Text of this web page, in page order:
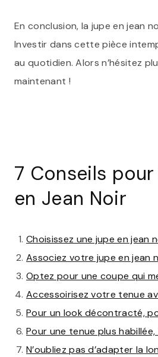
En conclusion, la jupe en jean
Investir dans cette pièce
au quotidien. Alors n’hésitez
maintenant !
7 Conseils
en Jean Noir
Choisissez une jupe en jean
Associez votre jupe en jean
Optez pour une coupe qui
Accessoirisez votre tenue
Pour un look décontracté,
Pour une tenue plus
N’oubliez pas d’adapter la